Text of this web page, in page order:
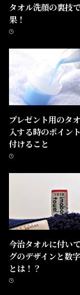
タオル洗顔の裏技
果！
プレゼント用のタ
入する時のポイン
付けること
今治タオルに付い
グのデザインと数
とは！？